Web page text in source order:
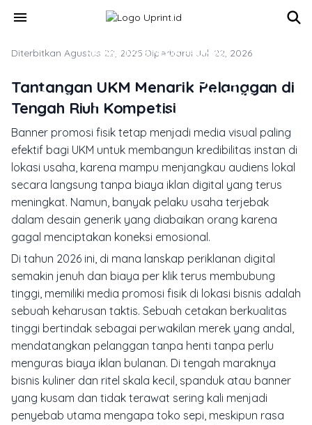
menu
MARKETING & MEDIA PROMOSI
8 Banner Promosi UKM yang Dicintai
Pelanggan: Cara Cetak Bahan
Promosi Online
Diterbitkan Agustus 22, 2025 Diperbarui Juli 22, 2026
Tantangan UKM Menarik Pelanggan di
Tengah Riuh Kompetisi
Banner promosi fisik tetap menjadi media visual paling
efektif bagi UKM untuk membangun kredibilitas instan di
lokasi usaha, karena mampu menjangkau audiens lokal
secara langsung tanpa biaya iklan digital yang terus
meningkat. Namun, banyak pelaku usaha terjebak
dalam desain generik yang diabaikan orang karena
gagal menciptakan koneksi emosional.
Di tahun 2026 ini, di mana lanskap periklanan digital
semakin jenuh dan biaya per klik terus membubung
tinggi, memiliki media promosi fisik di lokasi bisnis adalah
sebuah keharusan taktis. Sebuah cetakan berkualitas
tinggi bertindak sebagai perwakilan merek yang andal,
mendatangkan pelanggan tanpa henti tanpa perlu
menguras biaya iklan bulanan. Di tengah maraknya
bisnis kuliner dan ritel skala kecil, spanduk atau banner
yang kusam dan tidak terawat sering kali menjadi
penyebab utama mengapa toko sepi, meskipun rasa